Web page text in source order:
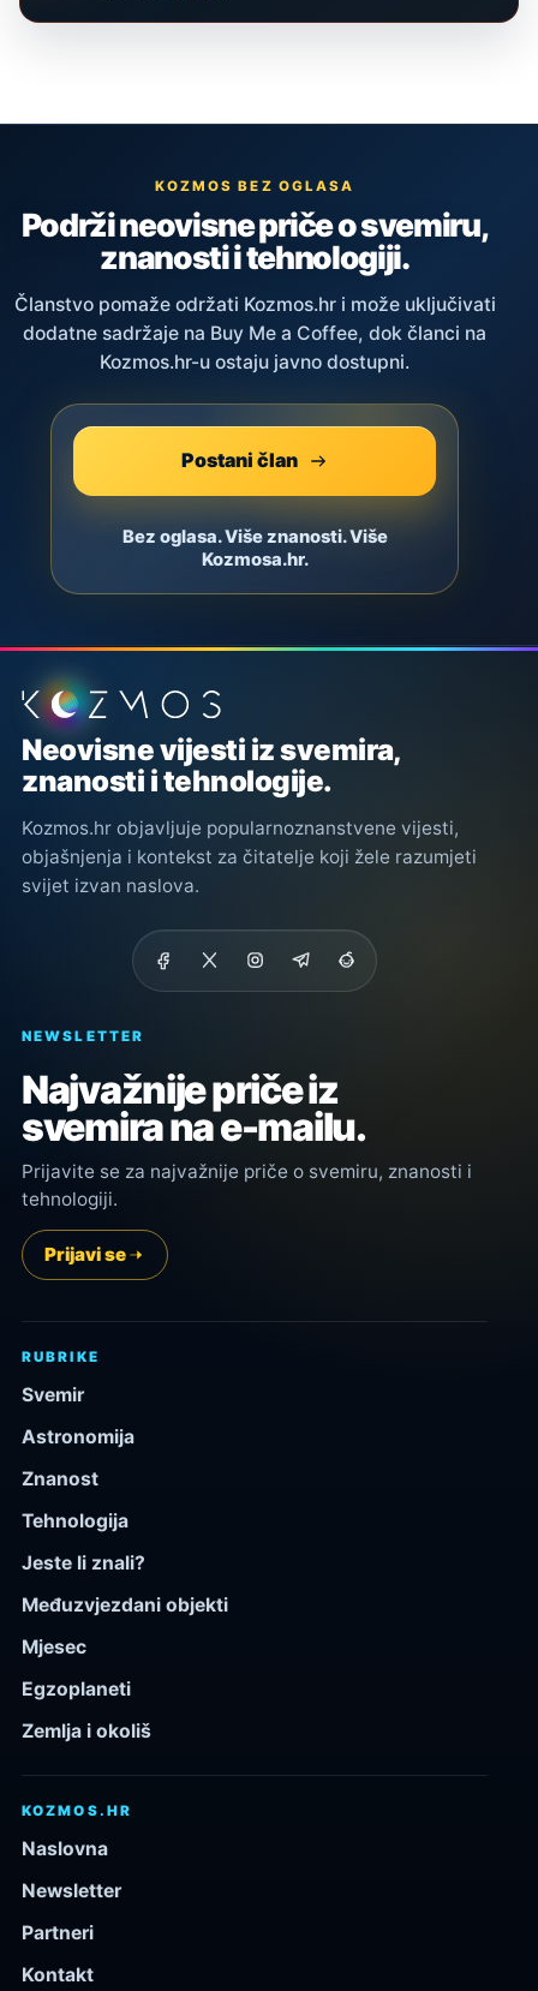
KOZMOS BEZ OGLASA
Podrži neovisne priče o svemiru,
znanosti i tehnologiji.
Članstvo pomaže održati Kozmos.hr i može uključivati
dodatne sadržaje na Buy Me a Coffee, dok članci na
Kozmos.hr-u ostaju javno dostupni.
Postani član
Bez oglasa. Više znanosti. Više
Kozmosa.hr.
Podnožje stranice
Neovisne vijesti iz svemira,
znanosti i tehnologije.
Kozmos.hr objavljuje popularnoznanstvene vijesti,
objašnjenja i kontekst za čitatelje koji žele razumjeti
svijet izvan naslova.
NEWSLETTER
Najvažnije priče iz
svemira na e-mailu.
Prijavite se za najvažnije priče o svemiru, znanosti i
tehnologiji.
Prijavi se
RUBRIKE
Svemir
Astronomija
Znanost
Tehnologija
Jeste li znali?
Međuzvjezdani objekti
Mjesec
Egzoplaneti
Zemlja i okoliš
KOZMOS.HR
Naslovna
Newsletter
Partneri
Kontakt